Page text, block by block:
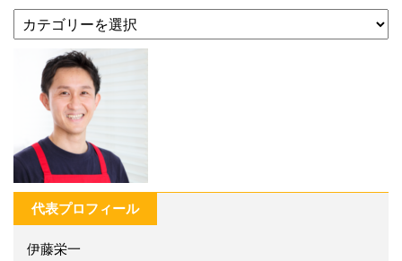
代表プロフィール
伊藤栄一